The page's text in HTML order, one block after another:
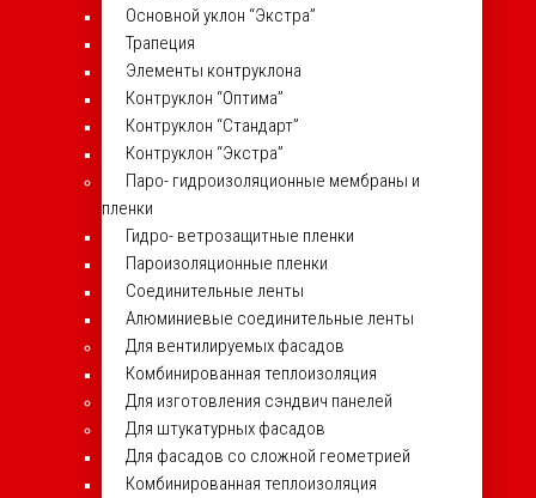
Основной уклон “Экстра”
Трапеция
Элементы контруклона
Контруклон “Оптима”
Контруклон “Стандарт”
Контруклон “Экстра”
Паро- гидроизоляционные мембраны и
пленки
Гидро- ветрозащитные пленки
Пароизоляционные пленки
Соединительные ленты
Алюминиевые соединительные ленты
Для вентилируемых фасадов
Комбинированная теплоизоляция
Для изготовления сэндвич панелей
Для штукатурных фасадов
Для фасадов со сложной геометрией
Комбинированная теплоизоляция